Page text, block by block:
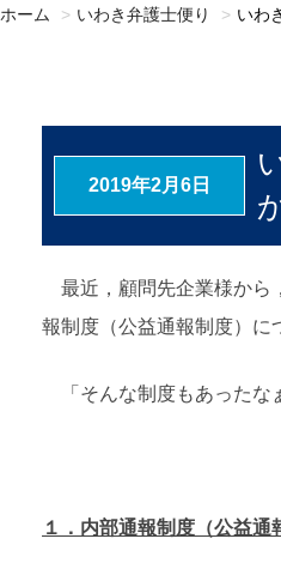
保険代理店監査
倒産・再生
内部通報制度
ホーム いわき弁護士便り いわ
2019年2月6日
最近，顧問先企業様から
報制度（公益通報制度）に
「そんな制度もあったな
１．内部通報制度（公益通